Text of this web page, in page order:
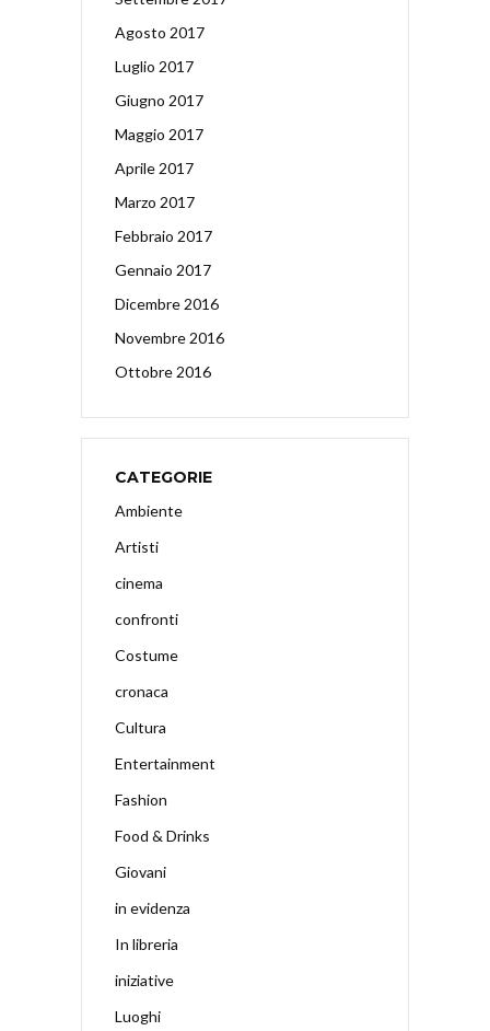
Agosto 2017
Luglio 2017
Giugno 2017
Maggio 2017
Aprile 2017
Marzo 2017
Febbraio 2017
Gennaio 2017
Dicembre 2016
Novembre 2016
Ottobre 2016
CATEGORIE
Ambiente
Artisti
cinema
confronti
Costume
cronaca
Cultura
Entertainment
Fashion
Food & Drinks
Giovani
in evidenza
In libreria
iniziative
Luoghi